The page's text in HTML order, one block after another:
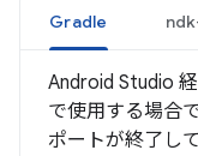
Gradle
Android Studio
で使用する場合
ポートが終了し